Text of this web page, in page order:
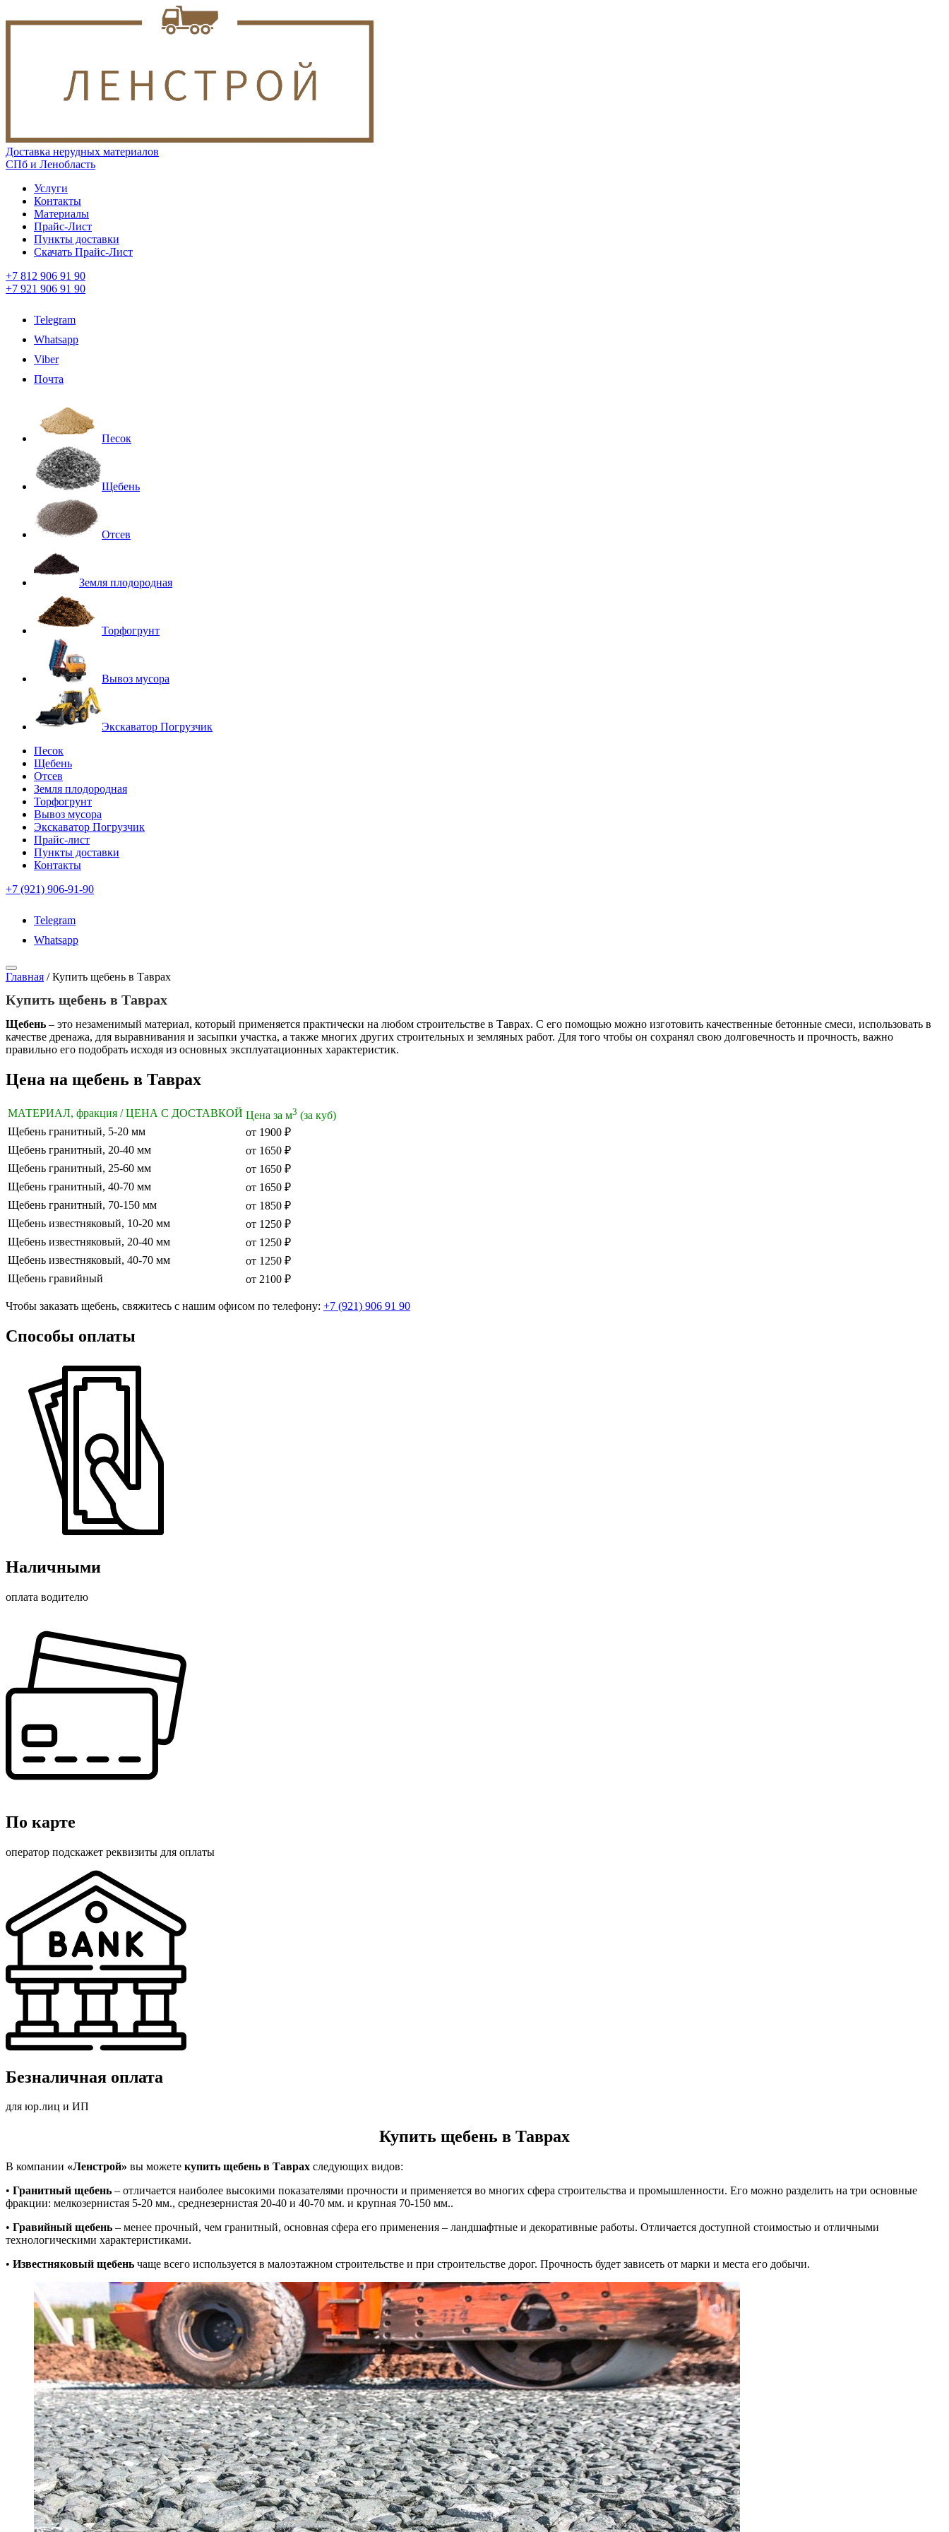
Доставка нерудных материалов
СПб и Ленобласть
Услуги
Контакты
Материалы
Прайс-Лист
Пункты доставки
Скачать Прайс-Лист
+7 812 906 91 90
+7 921 906 91 90
Telegram
Whatsapp
Viber
Почта
Песок
Щебень
Отсев
Земля плодородная
Торфогрунт
Вывоз мусора
Экскаватор Погрузчик
Песок
Щебень
Отсев
Земля плодородная
Торфогрунт
Вывоз мусора
Экскаватор Погрузчик
Прайс-лист
Пункты доставки
Контакты
+7 (921) 906-91-90
Telegram
Whatsapp
Главная /Купить щебень в Таврах
Купить щебень в Таврах
Щебень – это незаменимый материал, который применяется практически на любом строительстве в Таврах. С его помощью можно изготовить качественные бетонные смеси, использовать в
качестве дренажа, для выравнивания и засыпки участка, а также многих других строительных и земляных работ. Для того чтобы он сохранял свою долговечность и прочность, важно
правильно его подобрать исходя из основных эксплуатационных характеристик.
Цена на щебень в Таврах
МАТЕРИАЛ, фракция / ЦЕНА С ДОСТАВКОЙ Цена за м3 (за куб)
Щебень гранитный, 5-20 мм
от 1900 ₽
Щебень гранитный, 20-40 мм
от 1650 ₽
Щебень гранитный, 25-60 мм
от 1650 ₽
Щебень гранитный, 40-70 мм
от 1650 ₽
Щебень гранитный, 70-150 мм
от 1850 ₽
Щебень известняковый, 10-20 мм
от 1250 ₽
Щебень известняковый, 20-40 мм
от 1250 ₽
Щебень известняковый, 40-70 мм
от 1250 ₽
Щебень гравийный
от 2100 ₽
Чтобы заказать щебень, свяжитесь с нашим офисом по телефону: +7 (921) 906 91 90
Способы оплаты
Наличными
оплата водителю
По карте
оператор подскажет реквизиты для оплаты
Безналичная оплата
для юр.лиц и ИП
Купить щебень в Таврах
В компании «Ленстрой» вы можете купить щебень в Таврах следующих видов:
• Гранитный щебень – отличается наиболее высокими показателями прочности и применяется во многих сфера строительства и промышленности. Его можно разделить на три основные
фракции: мелкозернистая 5-20 мм., среднезернистая 20-40 и 40-70 мм. и крупная 70-150 мм..
• Гравийный щебень – менее прочный, чем гранитный, основная сфера его применения – ландшафтные и декоративные работы. Отличается доступной стоимостью и отличными
технологическими характеристиками.
• Известняковый щебень чаще всего используется в малоэтажном строительстве и при строительстве дорог. Прочность будет зависеть от марки и места его добычи.